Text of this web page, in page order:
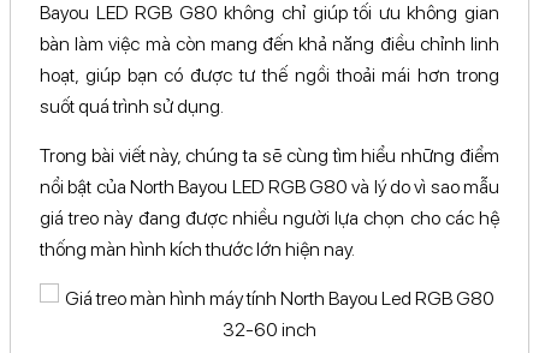
Nâng hạ độ cao
Điều chỉnh độ cao lên đến 260 mm, chiều cao tối đa
khoảng 740 mm.
Góc lật màn
+50° đến -50°.
Tính năng
Tích hợp đèn LED RGB Gaming.
Tay đỡ khí nén (Gas Spring) giúp điều chỉnh mượt
mà.
Hệ thống quản lý dây cáp tích hợp.
Hỗ trợ xoay, nghiêng và nâng hạ linh hoạt để tối ưu
tư thế làm việc và giải trí.
Bayou LED RGB G80 không chỉ giúp tối ưu không gian
bàn làm việc mà còn mang đến khả năng điều chỉnh linh
hoạt, giúp bạn có được tư thế ngồi thoải mái hơn trong
suốt quá trình sử dụng.
Trong bài viết này, chúng ta sẽ cùng tìm hiểu những điểm
nổi bật của North Bayou LED RGB G80 và lý do vì sao mẫu
giá treo này đang được nhiều người lựa chọn cho các hệ
thống màn hình kích thước lớn hiện nay.